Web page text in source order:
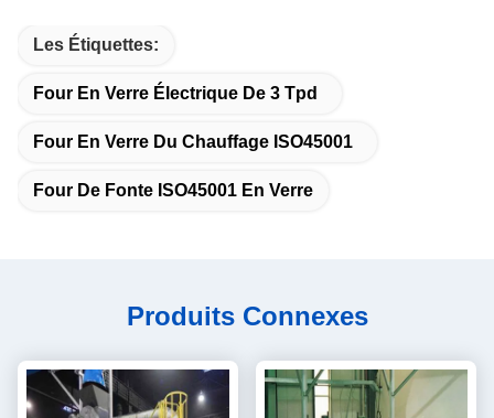
Les Étiquettes:
Four En Verre Électrique De 3 Tpd
Four En Verre Du Chauffage ISO45001
Four De Fonte ISO45001 En Verre
Produits Connexes